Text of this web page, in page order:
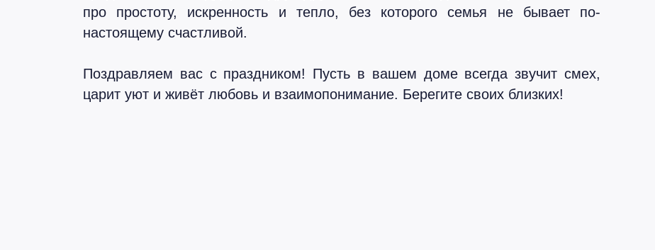
про простоту, искренность и тепло, без которого семья не бывает по-
настоящему счастливой.
Поздравляем вас с праздником! Пусть в вашем доме всегда звучит смех,
царит уют и живёт любовь и взаимопонимание. Берегите своих близких!